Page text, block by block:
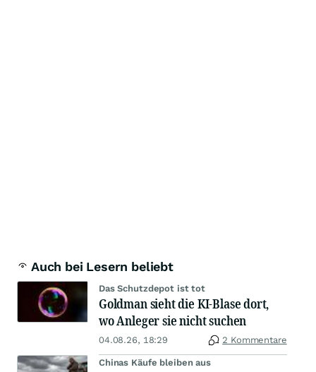
Auch bei Lesern beliebt
Das Schutzdepot ist tot
Goldman sieht die KI-Blase dort,
wo Anleger sie nicht suchen
04.08.26, 18:29 2 Kommentare
Chinas Käufe bleiben aus